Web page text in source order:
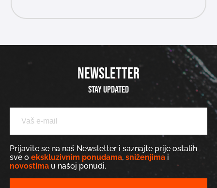
NEWSLETTER
Stay updated
Prijavite se na naš Newsletter i saznajte prije ostalih
sve o ekskluzivnim ponudama, sniženjima i
novostima u našoj ponudi.